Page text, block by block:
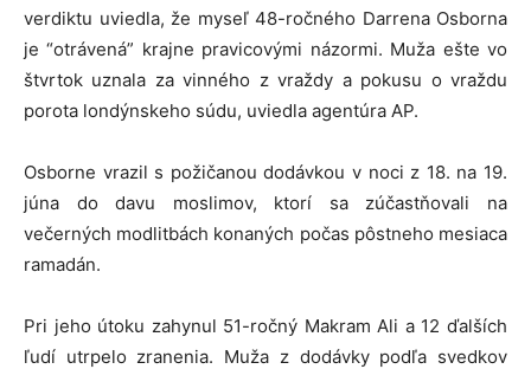
verdiktu uviedla, že myseľ 48-ročného Darrena Osborna
je “otrávená” krajne pravicovými názormi. Muža ešte vo
štvrtok uznala za vinného z vraždy a pokusu o vraždu
porota londýnskeho súdu, uviedla agentúra AP.
Osborne vrazil s požičanou dodávkou v noci z 18. na 19.
júna do davu moslimov, ktorí sa zúčastňovali na
večerných modlitbách konaných počas pôstneho mesiaca
ramadán.
Pri jeho útoku zahynul 51-ročný Makram Ali a 12 ďalších
ľudí utrpelo zranenia. Muža z dodávky podľa svedkov